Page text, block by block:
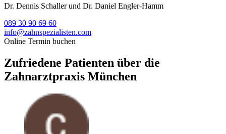
Dr. Dennis Schaller und Dr. Daniel Engler-Hamm
089 30 90 69 60
info@zahnspezialisten.com
Online Termin buchen
Zufriedene Patienten über die
Zahnarztpraxis München